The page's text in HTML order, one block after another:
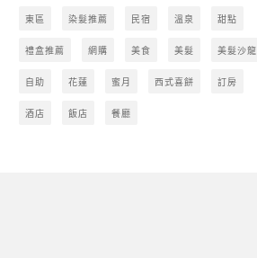
東區 染髮推薦 民宿 溫泉 甜點
禮盒推薦 網購 美食 美髮 美髮沙龍
自助 花蓮 蜜月 西式喜餅 訂房
酒店 飯店 餐廳